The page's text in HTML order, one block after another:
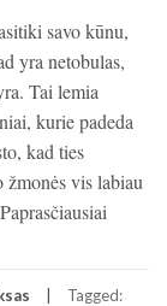
savo kūnu,
yra netobulas,
Tai lemia
kurie padeda
kad ties
vis labiau
Tagged: